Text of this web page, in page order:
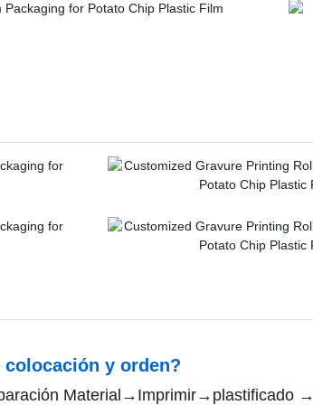
y orden?
Material→Imprimir→plastificado →